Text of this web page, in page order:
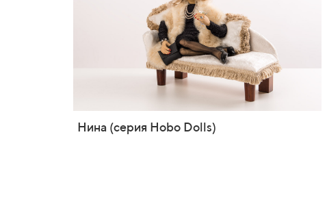
Нина (серия Hobo Dolls)